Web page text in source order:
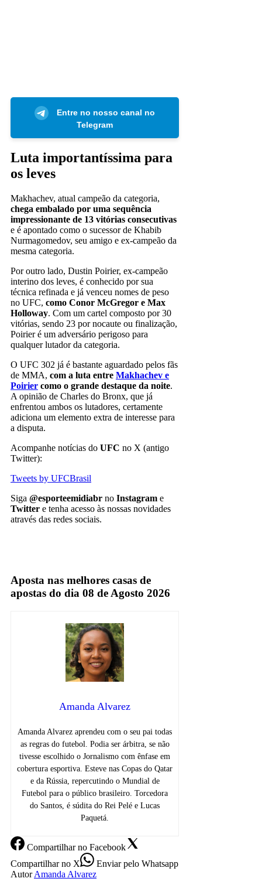
Entre no nosso canal no
Telegram
Luta importantíssima para
os leves
Makhachev, atual campeão da categoria,
chega embalado por uma sequência
impressionante de 13 vitórias consecutivas
e é apontado como o sucessor de Khabib
Nurmagomedov, seu amigo e ex-campeão da
mesma categoria.
Por outro lado, Dustin Poirier, ex-campeão
interino dos leves, é conhecido por sua
técnica refinada e já venceu nomes de peso
no UFC, como Conor McGregor e Max
Holloway. Com um cartel composto por 30
vitórias, sendo 23 por nocaute ou finalização,
Poirier é um adversário perigoso para
qualquer lutador da categoria.
O UFC 302 já é bastante aguardado pelos fãs
de MMA, com a luta entre Makhachev e
Poirier como o grande destaque da noite.
A opinião de Charles do Bronx, que já
enfrentou ambos os lutadores, certamente
adiciona um elemento extra de interesse para
a disputa.
Acompanhe notícias do UFC no X (antigo
Twitter):
Tweets by UFCBrasil
Siga @esporteemidiabr no Instagram e
Twitter e tenha acesso às nossas novidades
através das redes sociais.
Aposta nas melhores casas de
apostas do dia 08 de Agosto 2026
Amanda Alvarez
Amanda Alvarez aprendeu com o seu pai todas
as regras do futebol. Podia ser árbitra, se não
tivesse escolhido o Jornalismo com ênfase em
cobertura esportiva. Esteve nas Copas do Qatar
e da Rússia, repercutindo o Mundial de
Futebol para o público brasileiro. Torcedora
do Santos, é súdita do Rei Pelé e Lucas
Paquetá.
Compartilharno Facebook
Compartilharno X Enviarpelo Whatsapp
Autor Amanda Alvarez